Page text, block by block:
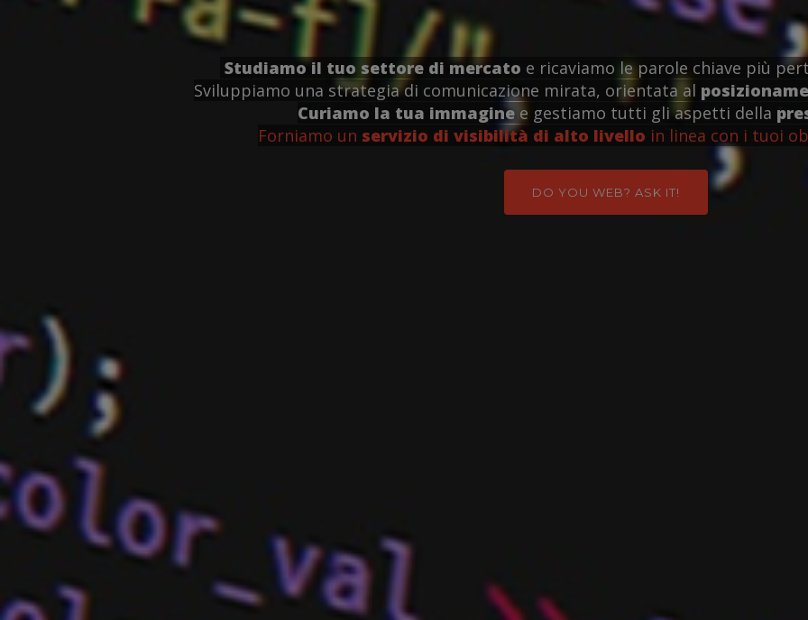
Studiamo il tuo settore di mercato e ricaviamo le parole chiave più
Sviluppiamo una strategia di comunicazione mirata, orientata al
Curiamo la tua immagine e gestiamo tutti gli aspetti della
Forniamo un servizio di visibilità di alto livello in linea con i tuoi
DO YOU WEB? ASK IT!